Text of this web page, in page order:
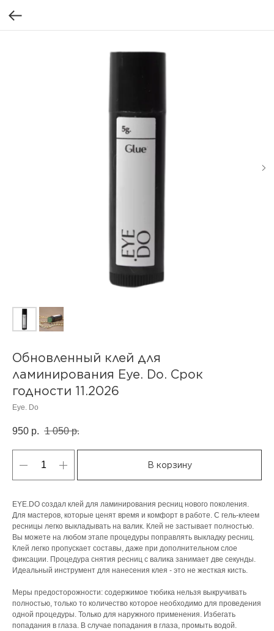
Обновленный клей для
ламинирования Eye. Do. Срок
годности 11.2026
Eye. Do
950 р. 1 050 р.
В корзину
EYE.DO создал клей для ламинирования ресниц нового поколения.
Для мастеров, которые ценят время и комфорт в работе. С гель-клеем
ресницы легко выкладывать на валик. Клей не застывает полностью.
Вы можете на любом этапе процедуры поправлять выкладку ресниц.
Клей легко пропускает составы, даже при дополнительном слое
фиксации. Процедура снятия ресниц с валика занимает две секунды.
Идеальный инструмент для нанесения клея - это не жесткая кисть.
Меры предосторожности: содержимое тюбика нельзя выкручивать
полностью, только то количество которое необходимо для проведения
одной процедуры. Только для наружного применения. Избегать
попадания в глаза. В случае попадания в глаза, промыть водой.